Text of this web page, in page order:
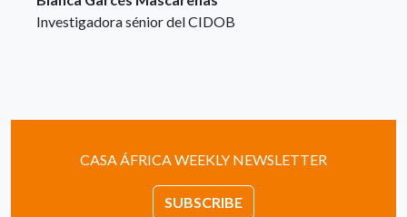
Investigadora sénior del CIDOB
CASA ÁFRICA WEEKLY NEWSLETTER
SUBSCRIBE